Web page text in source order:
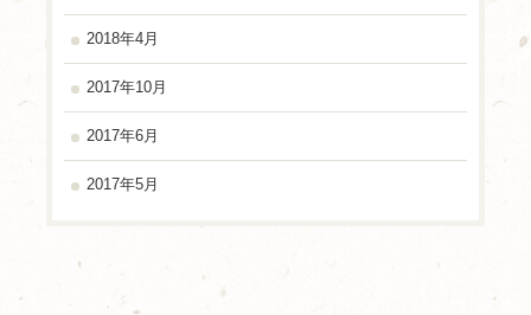
2018年4月
2017年10月
2017年6月
2017年5月